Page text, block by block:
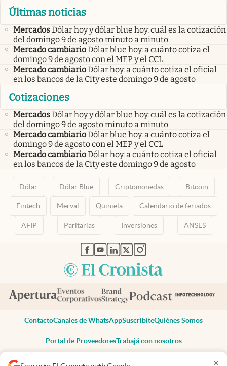
×
Últimas noticias
MercadosDólar hoy y dólar blue hoy: cuál es la cotización
del domingo 9 de agosto minuto a minuto
Mercado cambiarioDólar blue hoy: a cuánto cotiza el
domingo 9 de agosto con el MEP y el CCL
Mercado cambiarioDólar hoy: a cuánto cotiza el oficial
en los bancos de la City este domingo 9 de agosto
Cotizaciones
MercadosDólar hoy y dólar blue hoy: cuál es la cotización
del domingo 9 de agosto minuto a minuto
Mercado cambiarioDólar blue hoy: a cuánto cotiza el
domingo 9 de agosto con el MEP y el CCL
Mercado cambiarioDólar hoy: a cuánto cotiza el oficial
en los bancos de la City este domingo 9 de agosto
Dólar Dólar Blue Criptomonedas Bitcoin
Fintech Merval Quiniela Calendario de feriados
AFIP Paritarias Inversiones ANSES
abre en nueva pestaña
abre en nueva pestaña
abre en nueva pestaña
abre en nueva pestaña
abre en nueva pestaña
ContactoCanales de WhatsAppSuscribiteQuiénes Somos
Portal de ProveedoresTrabajá con nosotros